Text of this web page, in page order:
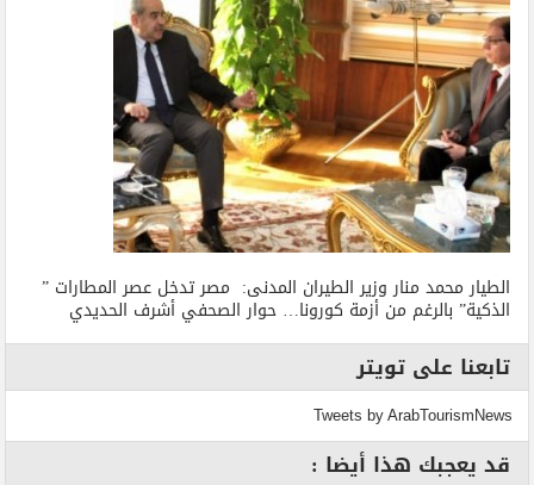
الطيار محمد منار وزير الطيران المدنى: مصر تدخل عصر المطارات ”
الذكية” بالرغم من أزمة كورونا… حوار الصحفي أشرف الحديدي
تابعنا على تويتر
Tweets by ArabTourismNews
قد يعجبك هذا أيضا :